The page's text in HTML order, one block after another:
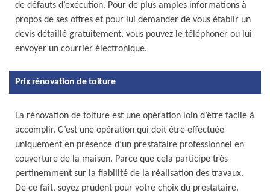
de défauts d’exécution. Pour de plus amples informations à
propos de ses offres et pour lui demander de vous établir un
devis détaillé gratuitement, vous pouvez le téléphoner ou lui
envoyer un courrier électronique.
Prix rénovation de toiture
La rénovation de toiture est une opération loin d’être facile à
accomplir. C’est une opération qui doit être effectuée
uniquement en présence d’un prestataire professionnel en
couverture de la maison. Parce que cela participe très
pertinemment sur la fiabilité de la réalisation des travaux.
De ce fait, soyez prudent pour votre choix du prestataire.